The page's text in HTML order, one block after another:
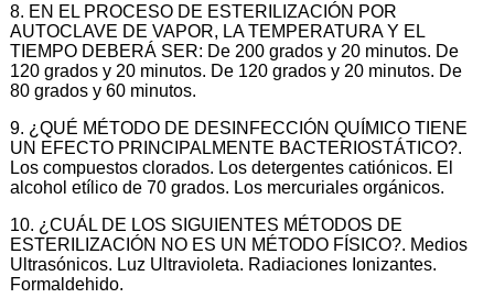
8. EN EL PROCESO DE ESTERILIZACIÓN POR
AUTOCLAVE DE VAPOR, LA TEMPERATURA Y EL
TIEMPO DEBERÁ SER: De 200 grados y 20 minutos. De
120 grados y 20 minutos. De 120 grados y 20 minutos. De
80 grados y 60 minutos.
9. ¿QUÉ MÉTODO DE DESINFECCIÓN QUÍMICO TIENE
UN EFECTO PRINCIPALMENTE BACTERIOSTÁTICO?.
Los compuestos clorados. Los detergentes catiónicos. El
alcohol etílico de 70 grados. Los mercuriales orgánicos.
10. ¿CUÁL DE LOS SIGUIENTES MÉTODOS DE
ESTERILIZACIÓN NO ES UN MÉTODO FÍSICO?. Medios
Ultrasónicos. Luz Ultravioleta. Radiaciones Ionizantes.
Formaldehido.